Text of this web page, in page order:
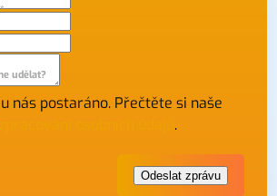
udělat?
nás postaráno. Přečtěte si naše
.